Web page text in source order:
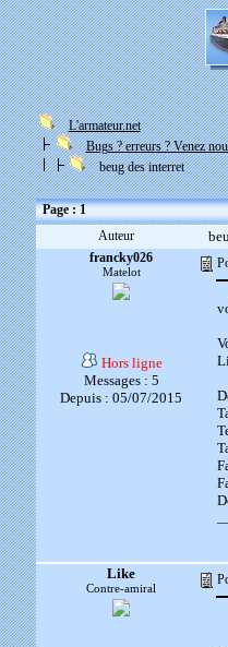
L'armateur.net
Bugs ? erreurs ? Venez
beug des interret
Page : 1
Auteur
francky026
Matelot
Hors ligne
Messages : 5
Depuis : 05/07/2015
Like
Contre-amiral